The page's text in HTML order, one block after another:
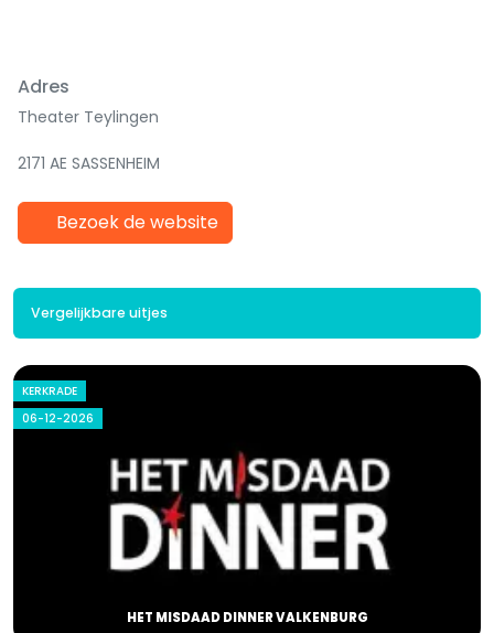
Adres
Theater Teylingen
2171 AE SASSENHEIM
Bezoek de website
Vergelijkbare uitjes
KERKRADE
06-12-2026
HET MISDAAD DINNER VALKENBURG